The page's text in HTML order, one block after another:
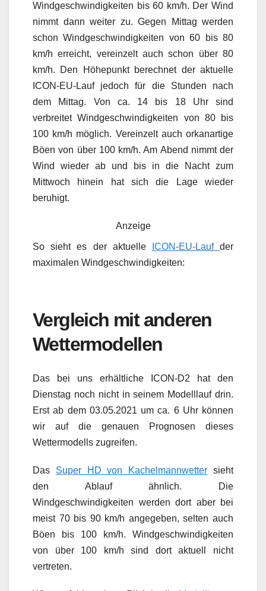
Windgeschwindigkeiten bis 60 km/h. Der Wind
nimmt dann weiter zu. Gegen Mittag werden
schon Windgeschwindigkeiten von 60 bis 80
km/h erreicht, vereinzelt auch schon über 80
km/h. Den Höhepunkt berechnet der aktuelle
ICON-EU-Lauf jedoch für die Stunden nach
dem Mittag. Von ca. 14 bis 18 Uhr sind
verbreitet Windgeschwindigkeiten von 80 bis
100 km/h möglich. Vereinzelt auch orkanartige
Böen von über 100 km/h. Am Abend nimmt der
Wind wieder ab und bis in die Nacht zum
Mittwoch hinein hat sich die Lage wieder
beruhigt.
Anzeige
So sieht es der aktuelle ICON-EU-Laufder
maximalen Windgeschwindigkeiten:
Vergleich mit anderen
Wettermodellen
Das bei uns erhältliche ICON-D2 hat den
Dienstag noch nicht in seinem Modelllauf drin.
Erst ab dem 03.05.2021 um ca. 6 Uhr können
wir auf die genauen Prognosen dieses
Wettermodells zugreifen.
Das Super HD von Kachelmannwetter sieht
den Ablauf ähnlich. Die
Windgeschwindigkeiten werden dort aber bei
meist 70 bis 90 km/h angegeben, selten auch
Böen bis 100 km/h. Windgeschwindigkeiten
von über 100 km/h sind dort aktuell nicht
vertreten.